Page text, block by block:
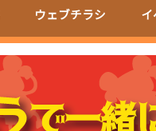
ウェブチラシ イ